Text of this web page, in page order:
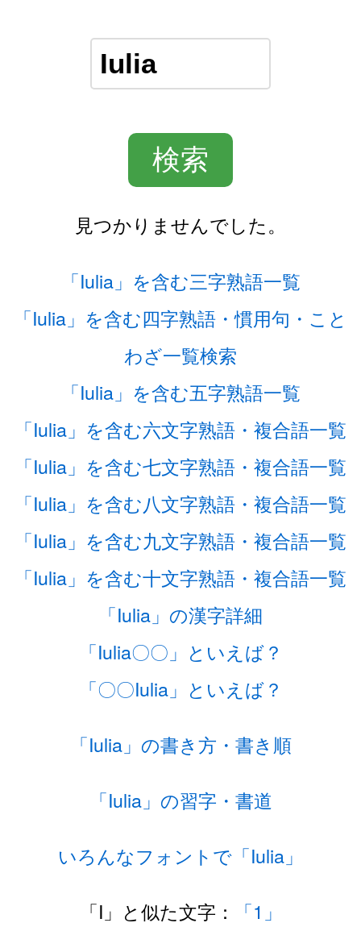
見つかりませんでした。
「Iulia」を含む三字熟語一覧
「Iulia」を含む四字熟語・慣用句・こと
わざ一覧検索
「Iulia」を含む五字熟語一覧
「Iulia」を含む六文字熟語・複合語一覧
「Iulia」を含む七文字熟語・複合語一覧
「Iulia」を含む八文字熟語・複合語一覧
「Iulia」を含む九文字熟語・複合語一覧
「Iulia」を含む十文字熟語・複合語一覧
「Iulia」の漢字詳細
「Iulia〇〇」といえば？
「〇〇Iulia」といえば？
「Iulia」の書き方・書き順
「Iulia」の習字・書道
いろんなフォントで「Iulia」
「I」と似た文字： 「1」